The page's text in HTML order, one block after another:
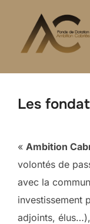
contenu
Les
« Ambition
volontés de
avec la
investissement
adjoints,